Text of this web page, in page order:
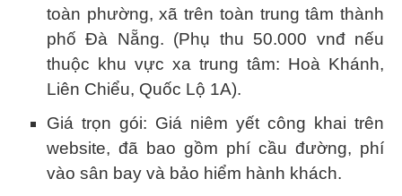
toàn phường, xã trên toàn trung tâm thành
phố Đà Nẵng. (Phụ thu 50.000 vnđ nếu
thuộc khu vực xa trung tâm: Hoà Khánh,
Liên Chiểu, Quốc Lộ 1A).
Giá trọn gói: Giá niêm yết công khai trên
website, đã bao gồm phí cầu đường, phí
vào sân bay và bảo hiểm hành khách.